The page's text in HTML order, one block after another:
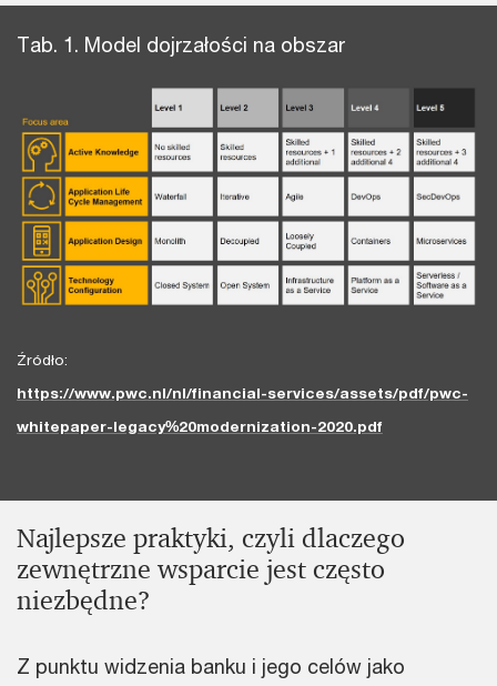
Tab. 1. Model dojrzałości na obszar
Źródło:
https://www.pwc.nl/nl/financial-services/assets/pdf/pwc-
whitepaper-legacy%20modernization-2020.pdf
Najlepsze praktyki, czyli dlaczego
zewnętrzne wsparcie jest często
niezbędne?
Z punktu widzenia banku i jego celów jako